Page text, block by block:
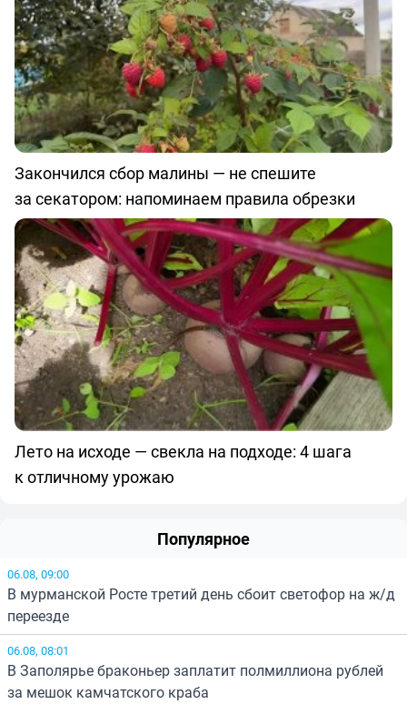
Закончился сбор малины — не спешите
за секатором: напоминаем правила обрезки
Лето на исходе — свекла на подходе: 4 шага
к отличному урожаю
Популярное
06.08, 09:00
В мурманской Росте третий день сбоит светофор на ж/д
переезде
06.08, 08:01
В Заполярье браконьер заплатит полмиллиона рублей
за мешок камчатского краба